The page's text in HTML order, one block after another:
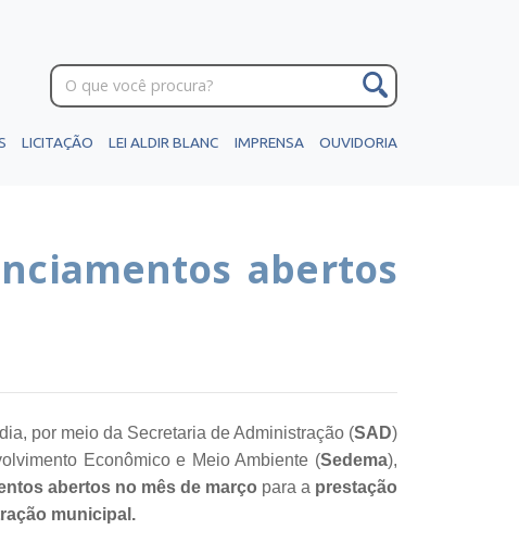
LICITAÇÃO LEI ALDIR BLANC IMPRENSA OUVIDORIA
abertos
por meio da Secretaria de Administração (SAD)
Econômico e Meio Ambiente (Sedema),
abertos no mês de março para a prestação
municipal.